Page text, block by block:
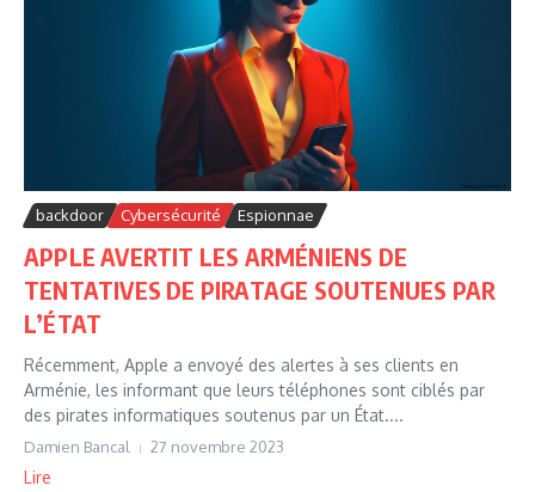
backdoor Cybersécurité Espionnae
APPLE AVERTIT LES ARMÉNIENS DE
TENTATIVES DE PIRATAGE SOUTENUES PAR
L’ÉTAT
Récemment, Apple a envoyé des alertes à ses clients en
Arménie, les informant que leurs téléphones sont ciblés par
des pirates informatiques soutenus par un État....
Damien Bancal 27 novembre 2023
Lire